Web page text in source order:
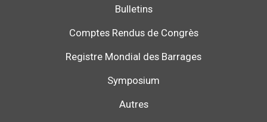
Bulletins
Comptes Rendus de Congrès
Registre Mondial des Barrages
Symposium
Autres